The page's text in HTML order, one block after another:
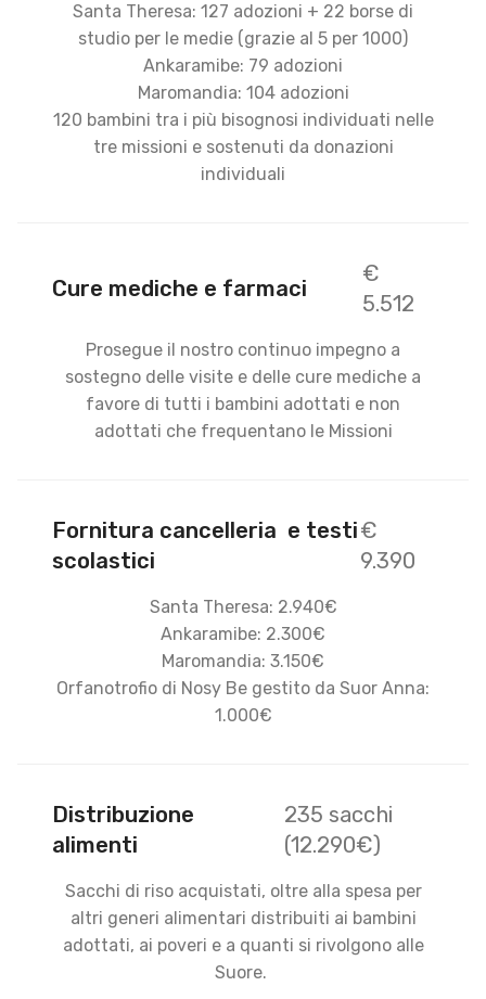
Santa Theresa: 127 adozioni + 22 borse di
studio per le medie (grazie al 5 per 1000)
Ankaramibe: 79 adozioni
Maromandia: 104 adozioni
120 bambini tra i più bisognosi individuati nelle
tre missioni e sostenuti da donazioni
individuali
Cure mediche e farmaci
€
5.512
Prosegue il nostro continuo impegno a
sostegno delle visite e delle cure mediche a
favore di tutti i bambini adottati e non
adottati che frequentano le Missioni
Fornitura cancelleria e testi
scolastici
€
9.390
Santa Theresa: 2.940€
Ankaramibe: 2.300€
Maromandia: 3.150€
Orfanotrofio di Nosy Be gestito da Suor Anna:
1.000€
Distribuzione
alimenti
235 sacchi
(12.290€)
Sacchi di riso acquistati, oltre alla spesa per
altri generi alimentari distribuiti ai bambini
adottati, ai poveri e a quanti si rivolgono alle
Suore.